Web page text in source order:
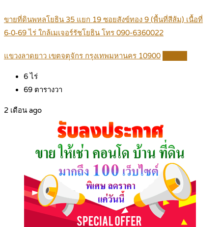
ขายที่ดินพหลโยธิน 35 แยก 19 ซอยสังข์ทอง 9 (พื้นที่สีส้ม) เนื้อที่
6‑0‑69 ไร่ ใกล้เมเจอร์รัชโยธิน โทร 090-6360022
แขวงลาดยาว เขตจตุจักร กรุงเทพมหานคร 10900
6ไร่
69 ตารางวา
2 เดือน ago